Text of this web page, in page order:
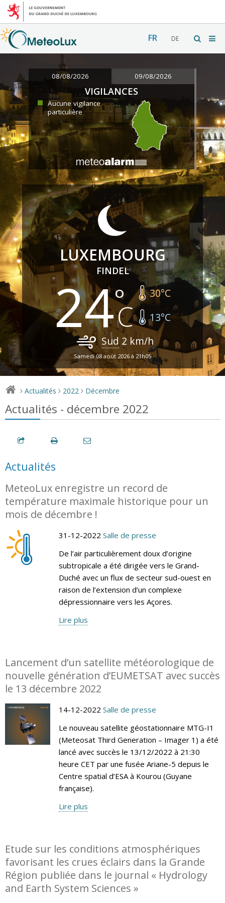
FR DE
08/08/2026 09/08/2026
VIGILANCES
Aucune vigilance
particulière
LUXEMBOURG
FINDEL
24 30°C
13°C
Sud 2 km/h
Samedi 08 août 2026 à 21h05
> Actualités > 2022 > Décembre
Actualités - décembre 2022
Actualités
MeteoLux enregistre un record de
température maximale historique pour un
mois de décembre !
31-12-2022 Salle de presse
De l’air particulièrement doux d’origine
subtropicale a été dirigée vers le Grand-
Duché avec un flux de secteur sud-ouest en
raison de l’extension d’un complexe
dépressionnaire vers les Açores.
Lire plus
Lancement d’un satellite météorologique de
nouvelle génération d’EUMETSAT avec succès
le 13 décembre 2022
14-12-2022 Salle de presse
Le nouveau satellite géostationnaire MTG-I1
(Meteosat Third Generation – Imager 1) a été
lancé avec succès le 13/12/2022 à 21:30
heure CET par une fusée Ariane-5 depuis le
Centre spatial d’ESA à Kourou (Guyane
française).
Lire plus
Etude sur les conditions atmosphériques
favorisant les crues éclairs dans la Grande
Région publiée dans le journal « Hydrology
and Earth System Sciences »